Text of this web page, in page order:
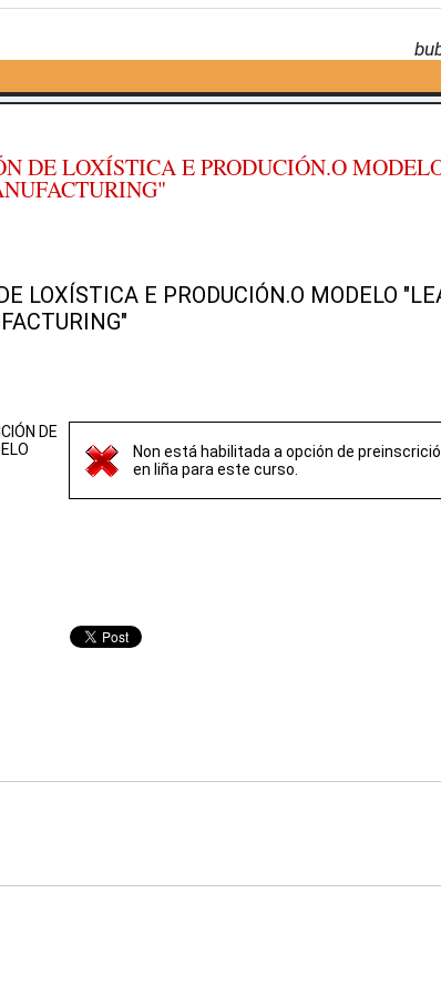
DE LOXÍSTICA E PRODUCIÓN.O
LOXÍSTICA E PRODUCIÓN.O MODELO
DE
Non está habilitada a opción de
en liña para este curso.